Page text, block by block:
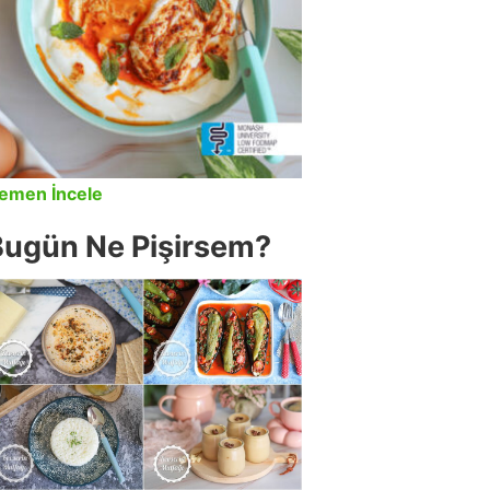
İncele
Ne Pişirsem?